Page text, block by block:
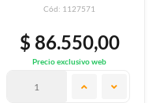
Cód: 1127571
$ 86.550,00
Precio exclusivo web